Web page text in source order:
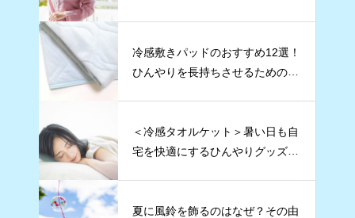
冷感敷きパッドのおすすめ12選！
ひんやりを長持ちさせるためのコ
＜冷感タオルケット＞暑い日も自
宅を快適にするひんやりグッズ5
夏に風鈴を飾るのはなぜ？その由